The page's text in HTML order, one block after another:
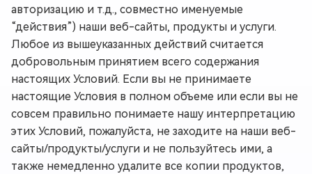
авторизацию и т.д., совместно именуемые
“действия”) наши веб-сайты, продукты и услуги.
Любое из вышеуказанных действий считается
добровольным принятием всего содержания
настоящих Условий. Если вы не принимаете
настоящие Условия в полном объеме или если вы не
совсем правильно понимаете нашу интерпретацию
этих Условий, пожалуйста, не заходите на наши веб-
сайты/продукты/услуги и не пользуйтесь ими, а
также немедленно удалите все копии продуктов,